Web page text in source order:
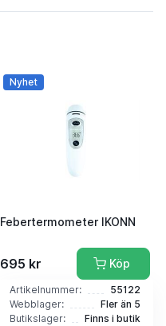
Nyhet
Febertermometer IKONN
695 kr Köp
Artikelnummer:
55122
Webblager:
Fler än 5
Butikslager:
Finns i butik